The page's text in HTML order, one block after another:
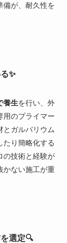
備が、耐久性を
✨
養生を行い、外
用のプライマー
とガルバリウム
たり簡略化する
の技術と経験が
かない施工が重
選定🔍